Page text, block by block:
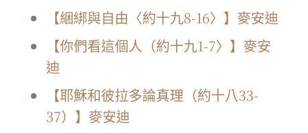
【綑綁與自由〈約十九8-16〉】麥安迪
【你們看這個人（約十九1-7〉】麥安
迪
【耶穌和彼拉多論真理（約十八33-
37）】麥安迪